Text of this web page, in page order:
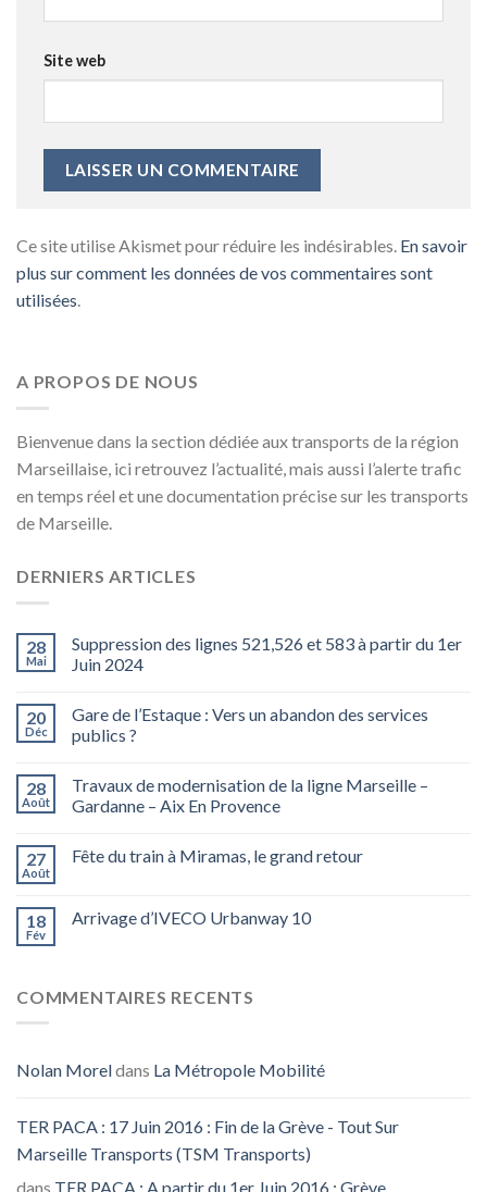
Site web
Ce site utilise Akismet pour réduire les indésirables. En savoir
plus sur comment les données de vos commentaires sont
utilisées
A PROPOS DE NOUS
Bienvenue dans la section dédiée aux transports de la région
Marseillaise, ici retrouvez l’actualité, mais aussi l’alerte trafic
en temps réel et une documentation précise sur les transports
de Marseille.
DERNIERS ARTICLES
28
Mai
Suppression des lignes 521,526 et 583 à partir du 1er
Juin 2024
20
Déc
Gare de l’Estaque : Vers un abandon des services
publics ?
28
Août
Travaux de modernisation de la ligne Marseille –
Gardanne – Aix En Provence
27
Août
Fête du train à Miramas, le grand retour
18
Fév
Arrivage d’IVECO Urbanway 10
COMMENTAIRES RECENTS
Nolan Moreldans La Métropole Mobilité
TER PACA : 17 Juin 2016 : Fin de la Grève - Tout Sur
Marseille Transports (TSM Transports)
dans TER PACA : A partir du 1er Juin 2016 : Grève